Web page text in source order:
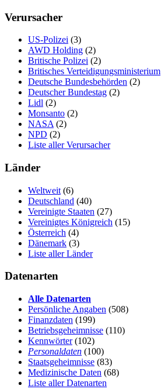
Verursacher
US-Polizei (3)
AWD Holding (2)
Britische Polizei (2)
Britisches Verteidigungsministerium
Deutsche Bundesbehörden (2)
Deutscher Bundestag (2)
Lidl (2)
Monsanto (2)
NASA (2)
NPD (2)
Liste aller Verursacher
Länder
Weltweit (6)
Deutschland (40)
Vereinigte Staaten (27)
Vereinigtes Königreich (15)
Österreich (4)
Dänemark (3)
Liste aller Länder
Datenarten
Alle Datenarten
Persönliche Angaben (508)
Finanzdaten (199)
Betriebsgeheimnisse (110)
Kennwörter(102)
Personaldaten (100)
Staatsgeheimnisse (83)
Medizinische Daten (68)
Liste aller Datenarten